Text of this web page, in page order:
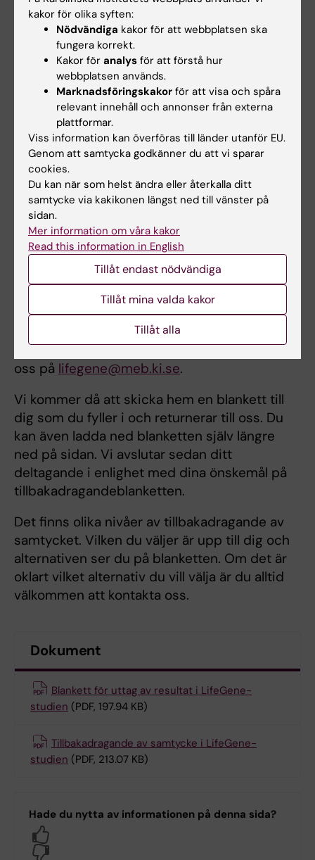
Avsluta mitt deltagande
Ditt deltagande i LifeGene är helt frivilligt och
kan när som helst avslutas utan att du
behöver ange någon orsak.
Om du vill avsluta ditt deltagande i LifeGene
men vill att redan insamlade prover skall få
användas i framtida forskning så skickar du
ett mail till oss pålifegene@meb.ki.seoch
säger att du inte längre vill bli kontaktad av
LifeGene men att LifeGene får använda redan
insamlade prover. Då avregistrerar vi dig och
skickar en bekräftelse på att så har skett. Du
kommer sedan inte att bli kontaktad igen.
Om du vill avsluta ditt deltagande och inte vill
att dina prover och/eller enkätsvar får
användas för framtida forskning kan du maila
oss på lifegene@meb.ki.se.
Vi kommer då att skicka hem en blankett till
dig som du fyller i och returnerar till oss. Du
kan även ladda ned blanketten själv längre
ned på sidan. Vi avslutar sedan ditt
deltagande i enlighet med dina önskemål på
tillbakadragandeblanketten.
Det finns olika nivåer av tillbakadragande av
samtycket. Vilken du väljer är upp till dig och
alternativen ser du på blanketten. Om det är
oklart vilket alternativ du vill välja är du alltid
välkommen att kontakta oss.
Dokument
Blankett för uttag av resultat i LifeGene-
studien (PDF, 197.94 KB)
Tillbakadragande av samtycke i LifeGene-
studien (PDF, 213.07 KB)
Hade du nytta av informationen på denna sida?
kakor för olika syften:
Nödvändiga kakor för att webbplatsen ska
fungera korrekt.
Kakor för analys för att förstå hur
webbplatsen används.
Marknadsföringskakor för att visa och spåra
relevant innehåll och annonser från externa
plattformar.
Viss information kan överföras till länder utanför EU.
Genom att samtycka godkänner du att vi sparar
cookies.
Du kan när som helst ändra eller återkalla ditt
samtycke via kakikonen längst ned till vänster på
sidan.
Mer information om våra kakor
Read this information in English
Tillåt endast nödvändiga
Tillåt mina valda kakor
Tillåt alla